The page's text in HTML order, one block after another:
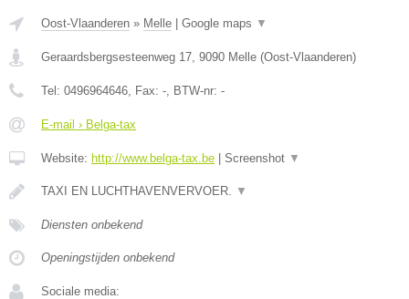
Oost-Vlaanderen » Melle Google maps ▼
Geraardsbergsesteenweg 17 9090 Melle (Oost-Vlaanderen)
Tel: 0496964646 , Fax: - , BTW-nr: -
E-mail › Belga-tax
Website: http://www.belga-tax.be Screenshot ▼
TAXI EN LUCHTHAVENVERVOER. ▼
Diensten onbekend
Openingstijden onbekend
Sociale media: